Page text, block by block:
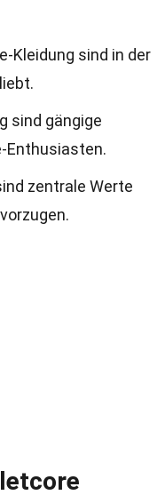
Kleidung sind in der
sind gängige
Enthusiasten.
zentrale Werte